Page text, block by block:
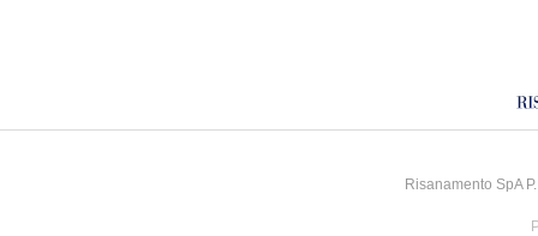
Risanamento SpA